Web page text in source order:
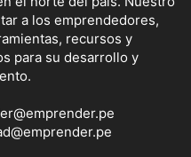
a los emprendedores,
recursos y
para su desarrollo y